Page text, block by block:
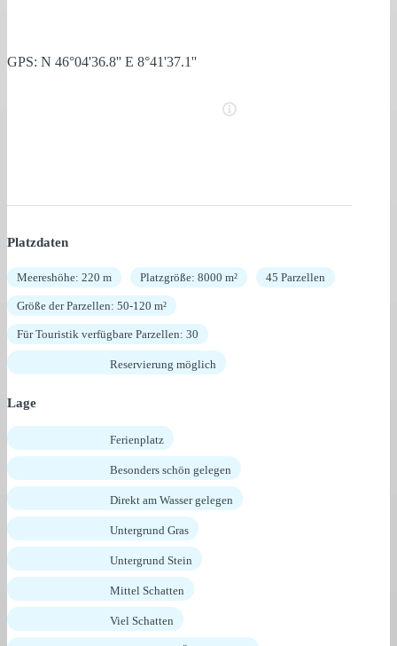
GPS: N 46°04'36.8'' E 8°41'37.1''
Platzdaten
Meereshöhe: 220 m Platzgröße: 8000 m² 45 Parzellen
Größe der Parzellen: 50-120 m²
Für Touristik verfügbare Parzellen: 30
Reservierung möglich
Lage
Ferienplatz
Besonders schön gelegen
Direkt am Wasser gelegen
Untergrund Gras
Untergrund Stein
Mittel Schatten
Viel Schatten